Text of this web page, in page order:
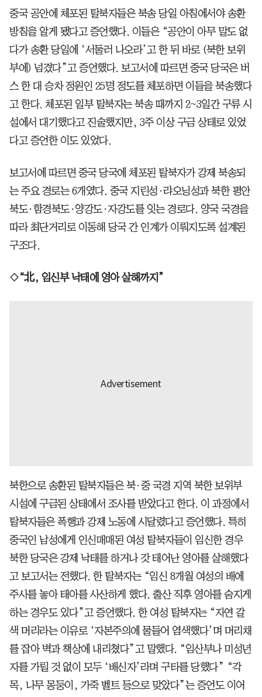
중국 공안에 체포된 탈북자들은 북송 당일 아침에서야 송환
방침을 알게 됐다고 증언했다. 이들은 “공안이 아무 말도 없
다가 송환 당일에 ‘서둘러 나오라’고 한 뒤 바로 (북한 보위
부에) 넘겼다”고 증언했다. 보고서에 따르면 중국 당국은 버
스 한 대 승차 정원인 25명 정도를 체포하면 이들을 북송했다
고 한다. 체포된 일부 탈북자는 북송 때까지 2~3일간 구류 시
설에서 대기했다고 진술했지만, 3주 이상 구금 상태로 있었
다고 증언한 이도 있었다.
보고서에 따르면 중국 당국에 체포된 탈북자가 강제 북송되
는 주요 경로는 6개였다. 중국 지린성·랴오닝성과 북한 평안
북도·함경북도·양강도·자강도를 잇는 경로다. 양국 국경을
따라 최단거리로 이동해 당국 간 인계가 이뤄지도록 설계된
구조다.
◇“北, 임신부 낙태에 영아 살해까지”
북한으로 송환된 탈북자들은 북·중 국경 지역 북한 보위부
시설에 구금된 상태에서 조사를 받았다고 한다. 이 과정에서
탈북자들은 폭행과 강제 노동에 시달렸다고 증언했다. 특히
중국인 남성에게 인신매매된 여성 탈북자들이 임신한 경우
북한 당국은 강제 낙태를 하거나 갓 태어난 영아를 살해했다
고 보고서는 전했다. 한 탈북자는 “임신 8개월 여성의 배에
주사를 놓아 태아를 사산하게 했다. 출산 직후 영아를 숨지게
하는 경우도 있다”고 증언했다. 한 여성 탈북자는 “자연 갈
색 머리라는 이유로 ‘자본주의에 물들어 염색했다’며 머리채
를 잡아 벽과 책상에 내리쳤다”고 말했다. “임산부나 미성년
자를 가릴 것 없이 모두 ‘배신자’라며 구타를 당했다” “각
목, 나무 몽둥이, 가죽 벨트 등으로 맞았다”는 증언도 이어